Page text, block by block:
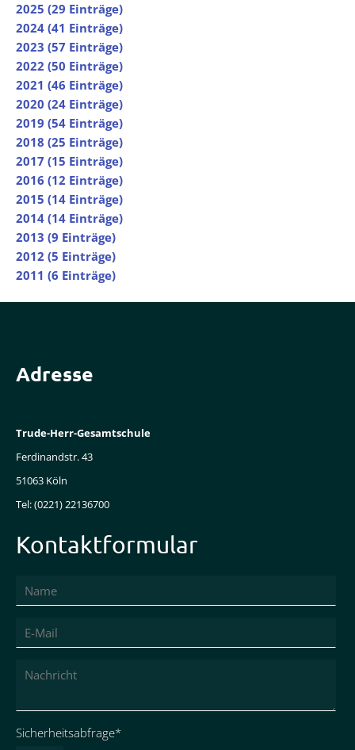
2025 (29 Einträge)
2024 (41 Einträge)
2023 (57 Einträge)
2022 (50 Einträge)
2021 (46 Einträge)
2020 (24 Einträge)
2019 (54 Einträge)
2018 (25 Einträge)
2017 (15 Einträge)
2016 (12 Einträge)
2015 (14 Einträge)
2014 (14 Einträge)
2013 (9 Einträge)
2012 (5 Einträge)
2011 (6 Einträge)
Adresse
Trude-Herr-Gesamtschule
Ferdinandstr. 43
51063 Köln
Tel: (0221) 22136700
Kontaktformular
Pflichtfeld
Sicherheitsabfrage*